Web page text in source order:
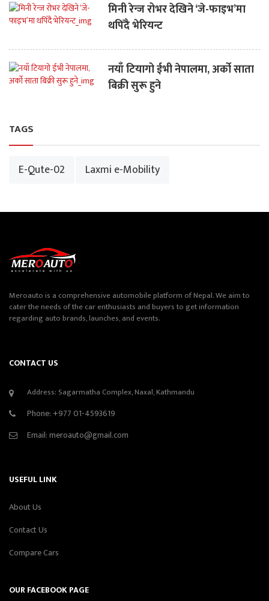
मिनी रेन्ज रोभर देखिने ‘जे-फाइभ’मा
थपिँदै भेरियन्ट
नयाँ टियागो ईभी नेपालमा, अर्को साता
बिक्री सुरू हुने
TAGS
E-Qute-02 Laxmi e-Mobility
Meroauto is a comprehensive automobile platform of Nepal. We aim to
cater the needs of the car enthusiasts and buyers to get information
regarding auto brands, launches, and events.
CONTACT US
Address: Sagarmatha Complex, Naxal, Kathmandu
Phone: +977 01-4593619
Email:meroauto@gmail.com
USEFUL LINK
About Us
Contact Us
Compare Cars
OUR FACEBOOK PAGE